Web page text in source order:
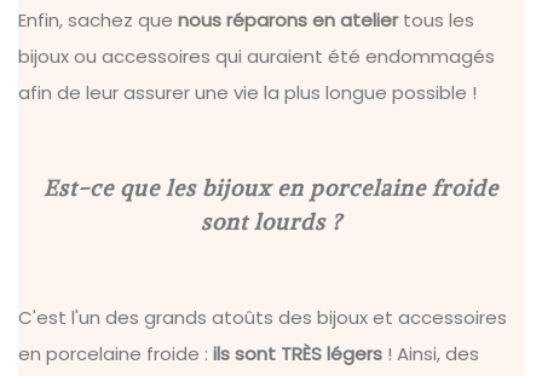
Enfin, sachez que nous réparons en ateliertous les
bijoux ou accessoires qui auraient été endommagés
afin de leur assurer une vie la plus longue possible !
Est-ce que les bijoux en porcelaine froide
sont lourds ?
C'est l'un des grands atoûts des bijoux et accessoires
en porcelaine froide : ils sont TRÈS légers ! Ainsi, des